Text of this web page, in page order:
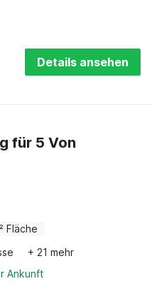
Details ansehen
für 5 Von
Fläche
+ 21 mehr
Ankunft